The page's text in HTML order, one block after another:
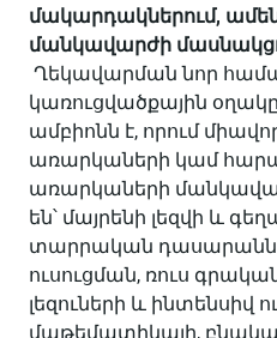
մակարդակներում,
մանկավարժի
Ղեկավարման նոր
կառուցվածքային
ամբիոնն է, որում
առարկաների կամ
առարկաների
են՝ մայրենի լեզվի և
տարրական
ուսուցման, ռուս
լեզուների և ինտենսիվ
մաթեմատիկայի,